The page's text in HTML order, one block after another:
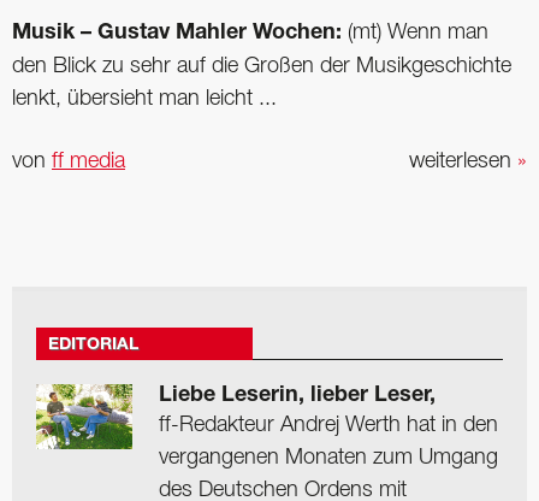
Musik – Gustav Mahler Wochen: (mt) Wenn man
den Blick zu sehr auf die Großen der Musik­geschichte
lenkt, übersieht man leicht ...
weiterlesen »
von ff media
EDITORIAL
Liebe Leserin, lieber Leser,
ff-Redakteur Andrej Werth hat in den
vergangenen Monaten zum Umgang
des Deutschen Ordens mit